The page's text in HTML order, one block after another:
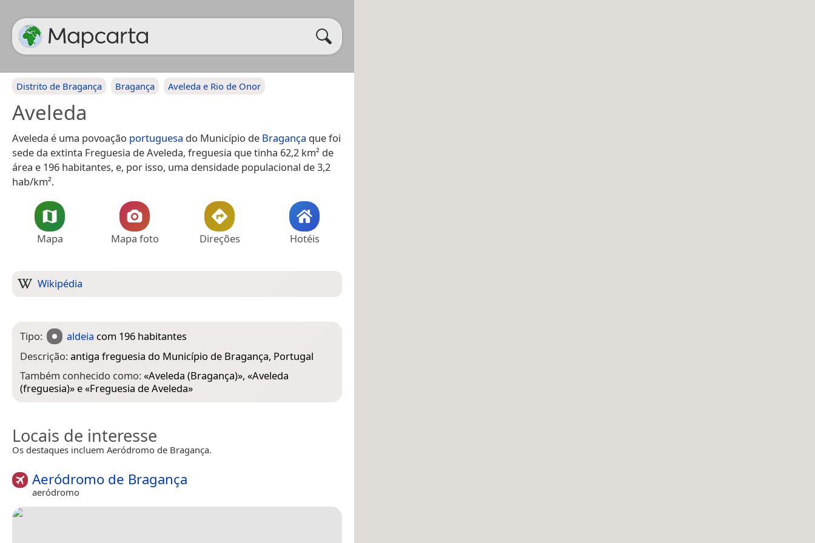
Distrito de Bragança Bragança Aveleda e Rio de Onor
Aveleda
Aveleda é uma povoação portuguesa do Município de Bragança que foi
sede da extinta Freguesia de Aveleda, freguesia que tinha 62,2 km² de
área e 196 habitantes, e, por isso, uma densidade populacional de 3,2
hab/km².
Mapa Mapa foto Direções Hotéis
Wikipédia
Tipo: aldeia com 196 habitantes
Descrição:antiga freguesia do Município de Bragança, Portugal
Também conhecido como:«Aveleda (Bragança)», «Aveleda
(freguesia)» e «Freguesia de Aveleda»
Locais de interesse
Os destaques incluem Aeródromo de Bragança.
Aeródromo de Bragança
aeródromo